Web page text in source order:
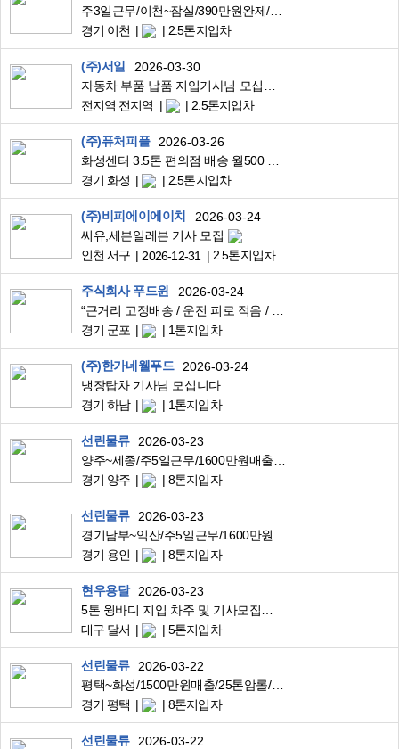
경기 이천
2.5톤지입차
(주)서일
2026-03-30
전지역 전지역
2.5톤지입차
(주)퓨처피플
2026-03-26
경기 화성
2.5톤지입차
(주)비피에이에이치
2026-03-24
씨유,세븐일레븐 기사 모집
인천 서구
2026-12-31 2.5톤지입차
주식회사 푸드윈
2026-03-24
경기 군포
1톤지입차
(주)한가네웰푸드
2026-03-24
냉장탑차 기사님 모십니다
경기 하남
1톤지입차
선린물류
2026-03-23
경기 양주
8톤지입자
선린물류
2026-03-23
경기 용인
8톤지입자
현우용달
2026-03-23
대구 달서
5톤지입차
선린물류
2026-03-22
평택~화성/1500만원매출/25톤암롤/폐합성수지근거리운송
경기 평택
8톤지입자
선린물류
2026-03-22